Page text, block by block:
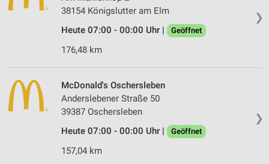
❯
38154 Königslutter am Elm
Heute 07:00 - 00:00 Uhr |
Geöffnet
176,48 km
❯
McDonald's Oschersleben
Anderslebener Straße 50
39387 Oschersleben
Heute 07:00 - 00:00 Uhr |
Geöffnet
157,04 km